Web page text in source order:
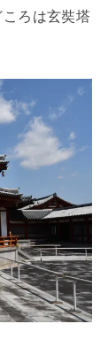
ろは玄奘塔